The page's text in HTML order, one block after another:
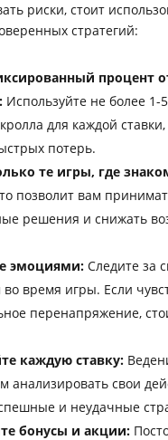
риски, стоит
стратегий:
процент
Используйте не более 1-
для каждой
потерь.
те игры, где
позволит вам
решения и снижать
эмоциями:Следите за
время игры. Если
перенапряжение,
каждую ставку:
анализировать свои
и неудачные
бонусы и акции: